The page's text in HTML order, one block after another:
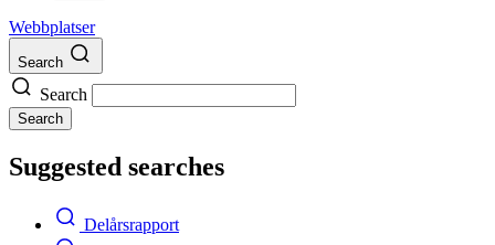
Webbplatser
Search
Search
Search
Suggested searches
Delårsrapport